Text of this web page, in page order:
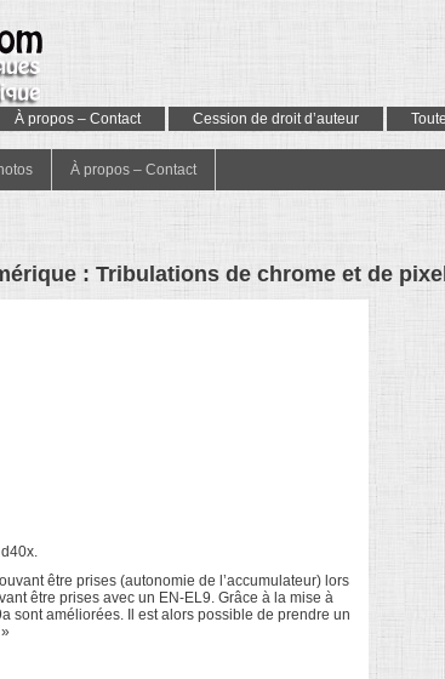
À propos – Contact Cession de droit d’auteur
À propos – Contact
: Tribulations de chrome et de
être prises (autonomie de l’accumulateur) lors
être prises avec un EN-EL9. Grâce à la mise à
sont améliorées. Il est alors possible de prendre un